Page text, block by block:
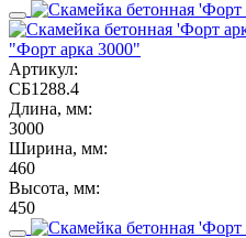
"Форт арка 3000"
Артикул:
СБ1288.4
Длина, мм:
3000
Ширина, мм:
460
Высота, мм:
450